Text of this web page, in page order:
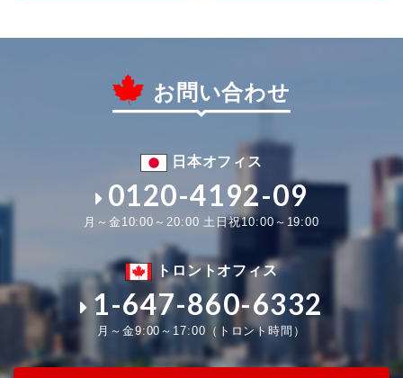
お問い合わせ
日本オフィス
0120-4192-09
月～金10:00～20:00 土日祝10:00～19:00
トロントオフィス
1-647-860-6332
月～金9:00～17:00（トロント時間）